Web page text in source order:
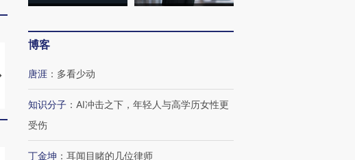
马航飞行员跨国走私7万
粒摇头丸 尿检体内含3种
度Z世代 用街头抗争将教
育部长拱下台
机”？难民潮撕裂西班牙
飞地休达
博客
唐涯 ： 多看少动
知识分子 ： AI冲击之下，年轻人与高学历女性更
受伤
丁金坤 ： 耳闻目睹的几位律师